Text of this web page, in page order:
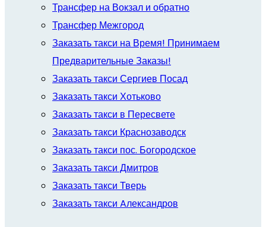
Трансфер на Вокзал и обратно
Трансфер Межгород
Заказать такси на Время! Принимаем
Предварительные Заказы!
Заказать такси Сергиев Посад
Заказать такси Хотьково
Заказать такси в Пересвете
Заказать такси Краснозаводск
Заказать такси пос. Богородское
Заказать такси Дмитров
Заказать такси Тверь
Заказать такси Aлександров